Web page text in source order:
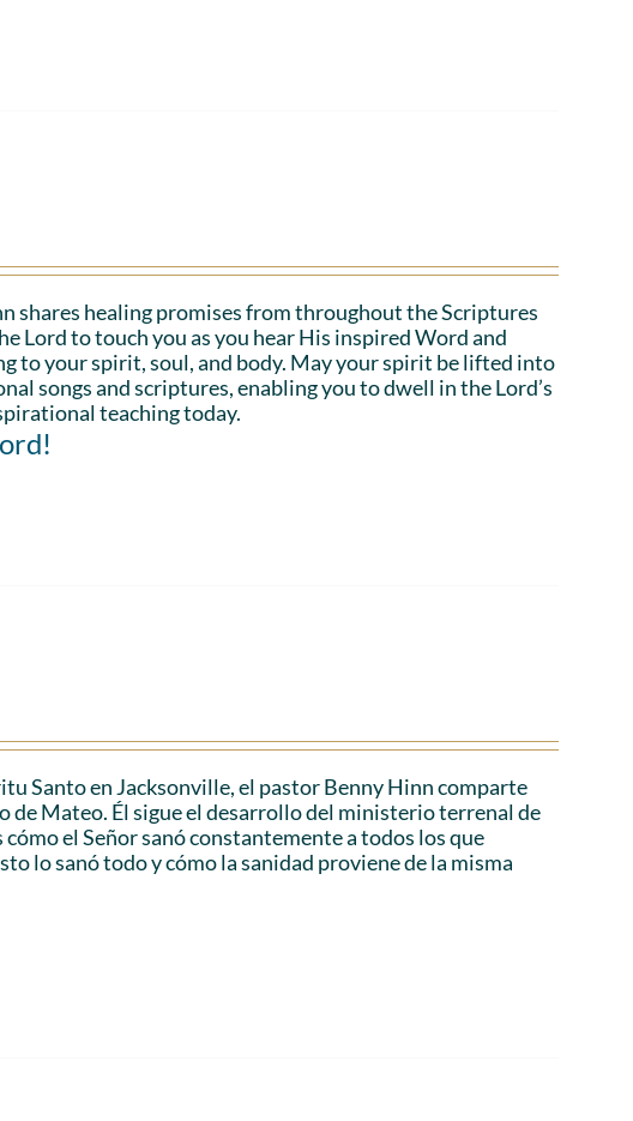
shares healing promises from throughout the Scriptures
Lord to touch you as you hear His inspired Word and
to your spirit, soul, and body. May your spirit be lifted into
songs and scriptures, enabling you to dwell in the Lord’s
teaching today.
Santo en Jacksonville, el pastor Benny Hinn comparte
de Mateo. Él sigue el desarrollo del ministerio terrenal de
el Señor sanó constantemente a todos los que
lo sanó todo y cómo la sanidad proviene de la misma